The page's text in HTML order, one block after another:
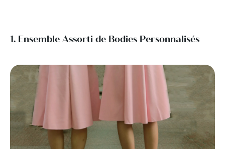
1. Ensemble Assorti de Bodies Personnalisés